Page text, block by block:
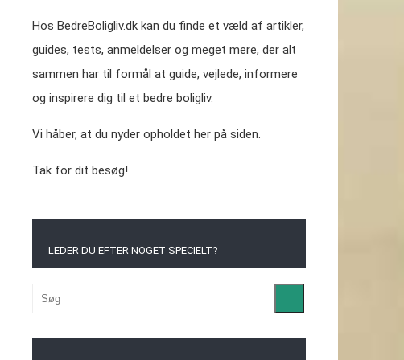
Hos BedreBoligliv.dk kan du finde et væld af artikler,
guides, tests, anmeldelser og meget mere, der alt
sammen har til formål at guide, vejlede, informere
og inspirere dig til et bedre boligliv.
Vi håber, at du nyder opholdet her på siden.
Tak for dit besøg!
LEDER DU EFTER NOGET SPECIELT?